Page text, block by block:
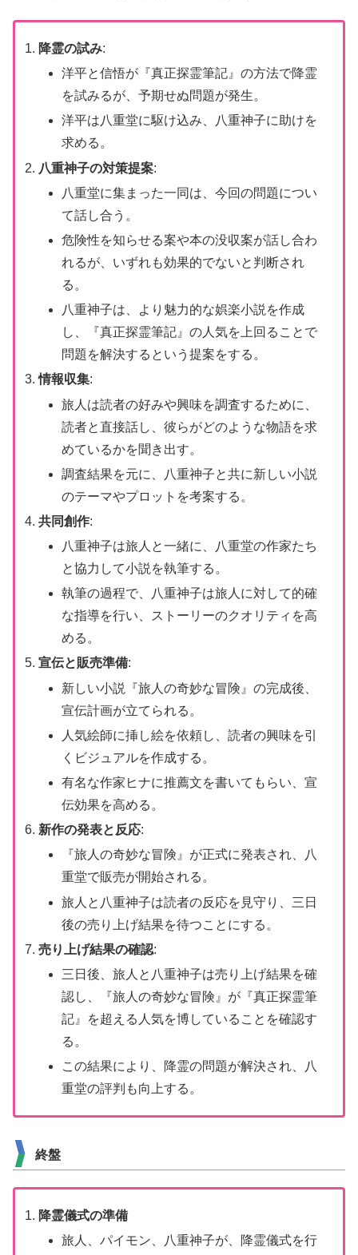
降霊の試み:
洋平と信悟が『真正探霊筆記』の方法で降霊
を試みるが、予期せぬ問題が発生。
洋平は八重堂に駆け込み、八重神子に助けを
求める。
八重神子の対策提案:
八重堂に集まった一同は、今回の問題につい
て話し合う。
危険性を知らせる案や本の没収案が話し合わ
れるが、いずれも効果的でないと判断され
る。
八重神子は、より魅力的な娯楽小説を作成
し、『真正探霊筆記』の人気を上回ることで
問題を解決するという提案をする。
情報収集:
旅人は読者の好みや興味を調査するために、
読者と直接話し、彼らがどのような物語を求
めているかを聞き出す。
調査結果を元に、八重神子と共に新しい小説
のテーマやプロットを考案する。
共同創作:
八重神子は旅人と一緒に、八重堂の作家たち
と協力して小説を執筆する。
執筆の過程で、八重神子は旅人に対して的確
な指導を行い、ストーリーのクオリティを高
める。
宣伝と販売準備:
新しい小説『旅人の奇妙な冒険』の完成後、
宣伝計画が立てられる。
人気絵師に挿し絵を依頼し、読者の興味を引
くビジュアルを作成する。
有名な作家ヒナに推薦文を書いてもらい、宣
伝効果を高める。
新作の発表と反応:
『旅人の奇妙な冒険』が正式に発表され、八
重堂で販売が開始される。
旅人と八重神子は読者の反応を見守り、三日
後の売り上げ結果を待つことにする。
売り上げ結果の確認:
三日後、旅人と八重神子は売り上げ結果を確
認し、『旅人の奇妙な冒険』が『真正探霊筆
記』を超える人気を博していることを確認す
る。
この結果により、降霊の問題が解決され、八
重堂の評判も向上する。
終盤
降霊儀式の準備
旅人、パイモン、八重神子が、降霊儀式を行